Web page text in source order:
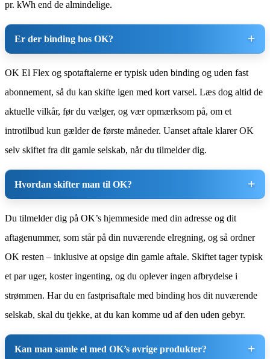
pr. kWh end de almindelige.
Er der binding hos OK?
OK El Flex og spotaftalerne er typisk uden binding og uden fast
abonnement, så du kan skifte igen med kort varsel. Læs dog altid de
aktuelle vilkår, før du vælger, og vær opmærksom på, om et
introtilbud kun gælder de første måneder. Uanset aftale klarer OK
selv skiftet fra dit gamle selskab, når du tilmelder dig.
Hvordan skifter man til OK?
Du tilmelder dig på OK’s hjemmeside med din adresse og dit
aftagenummer, som står på din nuværende elregning, og så ordner
OK resten – inklusive at opsige din gamle aftale. Skiftet tager typisk
et par uger, koster ingenting, og du oplever ingen afbrydelse i
strømmen. Har du en fastprisaftale med binding hos dit nuværende
selskab, skal du tjekke, at du kan komme ud af den uden gebyr.
Kan man samle el med OK’s øvrige produkter?